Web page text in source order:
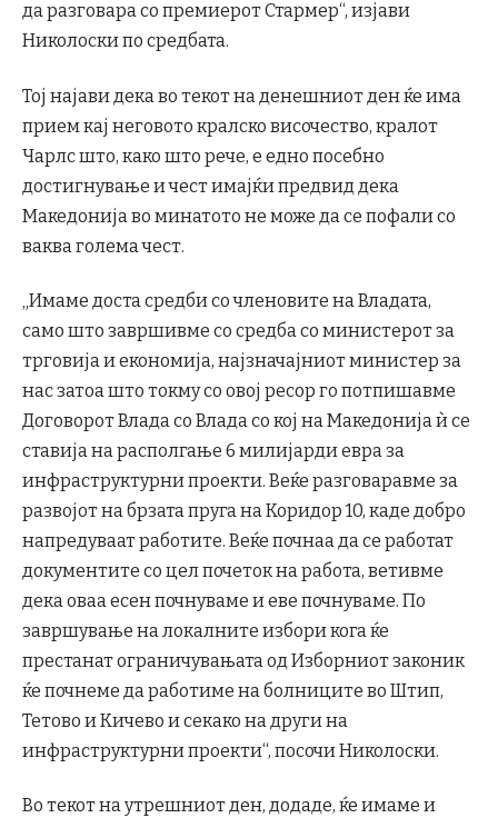
да разговара со премиерот Стармер“, изјави
Николоски по средбата.
Тој најави дека во текот на денешниот ден ќе има
прием кај неговото кралско височество, кралот
Чарлс што, како што рече, е едно посебно
достигнување и чест имајќи предвид дека
Македонија во минатото не може да се пофали со
ваква голема чест.
„Имаме доста средби со членовите на Владата,
само што завршивме со средба со министерот за
трговија и економија, најзначајниот министер за
нас затоа што токму со овој ресор го потпишавме
Договорот Влада со Влада со кој на Македонија ѝ се
ставија на располгање 6 милијарди евра за
инфраструктурни проекти. Веќе разговаравме за
развојот на брзата пруга на Коридор 10, каде добро
напредуваат работите. Веќе почнаа да се работат
документите со цел почеток на работа, ветивме
дека оваа есен почнуваме и еве почнуваме. По
завршување на локалните избори кога ќе
престанат ограничувањата од Изборниот законик
ќе почнеме да работиме на болниците во Штип,
Тетово и Кичево и секако на други на
инфраструктурни проекти“, посочи Николоски.
Во текот на утрешниот ден, додаде, ќе имаме и